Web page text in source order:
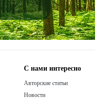
С нами интересно
Авторские статьи
Новости